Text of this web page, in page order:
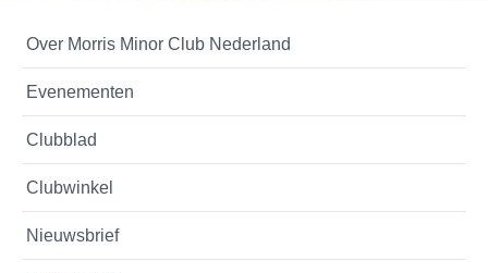
Over Morris Minor Club Nederland
Evenementen
Clubblad
Clubwinkel
Nieuwsbrief